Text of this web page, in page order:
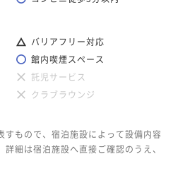
バリアフリー対応
館内喫煙スペース
託児サービス
クラブラウンジ
もので、宿泊施設によって設備内容
細は宿泊施設へ直接ご確認のうえ、